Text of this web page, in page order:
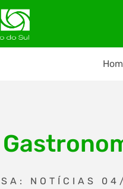
NOTÍCIAS